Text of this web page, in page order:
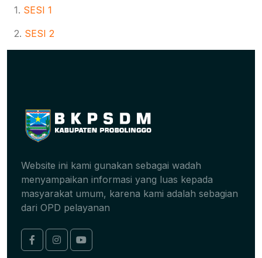
1. SESI 1
2. SESI 2
Website ini kami gunakan sebagai wadah
menyampaikan informasi yang luas kepada
masyarakat umum, karena kami adalah sebagian
dari OPD pelayanan